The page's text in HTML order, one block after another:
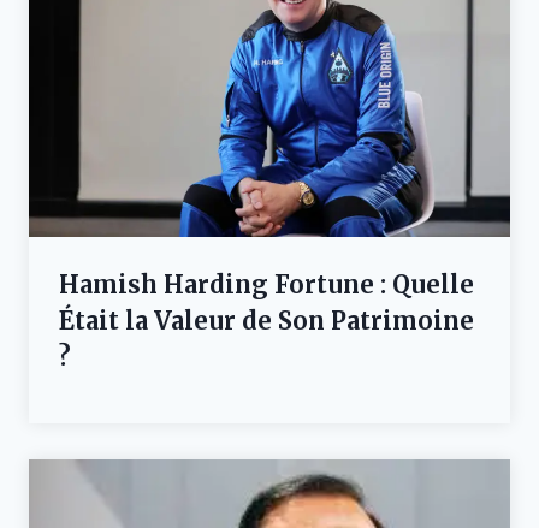
Hamish Harding Fortune : Quelle
Était la Valeur de Son Patrimoine
?